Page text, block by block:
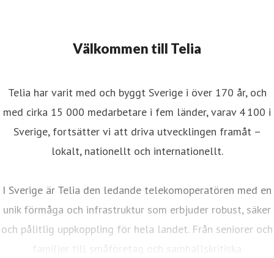
Välkommen till Telia
Telia har varit med och byggt Sverige i över 170 år, och
med cirka 15 000 medarbetare i fem länder, varav 4 100 i
Sverige, fortsätter vi att driva utvecklingen framåt –
lokalt, nationellt och internationellt.
I Sverige är Telia den ledande telekomoperatören med en
unik förmåga och infrastruktur som erbjuder robust, säker
och pålitlig uppkoppling för hela landet. Från seniorer och
familjer till småföretag och samhällskritiska